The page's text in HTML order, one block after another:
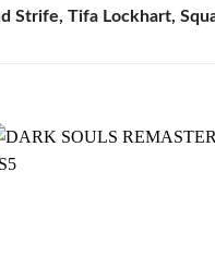
Strife, Tifa Lockhart,